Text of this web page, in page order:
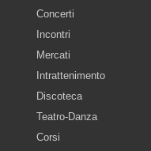
Concerti
Incontri
Mercati
Intrattenimento
Discoteca
Teatro-Danza
Corsi